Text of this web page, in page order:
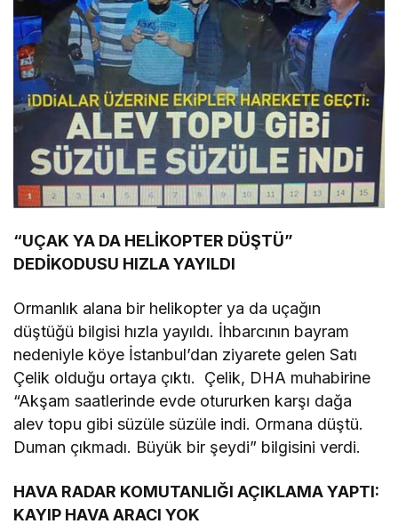
“UÇAK YA DA HELİKOPTER DÜŞTÜ”
DEDİKODUSU HIZLA YAYILDI
Ormanlık alana bir helikopter ya da uçağın
düştüğü bilgisi hızla yayıldı. İhbarcının bayram
nedeniyle köye İstanbul’dan ziyarete gelen Satı
Çelik olduğu ortaya çıktı. Çelik, DHA muhabirine
“Akşam saatlerinde evde otururken karşı dağa
alev topu gibi süzüle süzüle indi. Ormana düştü.
Duman çıkmadı. Büyük bir şeydi” bilgisini verdi.
HAVA RADAR KOMUTANLIĞI AÇIKLAMA YAPTI:
KAYIP HAVA ARACI YOK